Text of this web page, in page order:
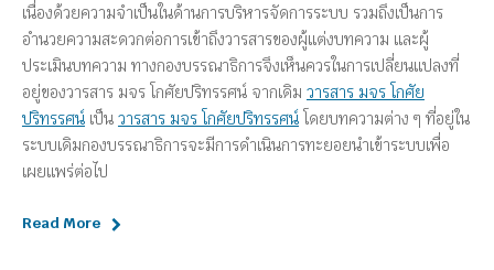
เนื่องด้วยความจำเป็นในด้านการบริหารจัดการระบบ รวมถึงเป็นการ
อำนวยความสะดวกต่อการเข้าถึงวารสารของผู้แต่งบทความ และผู้
ประเมินบทความ ทางกองบรรณาธิการจึงเห็นควรในการเปลี่ยนแปลงที่
อยู่ของวารสาร มจร โกศัยปริทรรศน์ จากเดิม วารสาร มจร โกศัย
ปริทรรศน์เป็น วารสาร มจร โกศัยปริทรรศน์โดยบทความต่าง ๆ ที่อยู่ใน
ระบบเดิมกองบรรณาธิการจะมีการดำเนินการทะยอยนำเข้าระบบเพื่อ
เผยแพร่ต่อไป
Read More